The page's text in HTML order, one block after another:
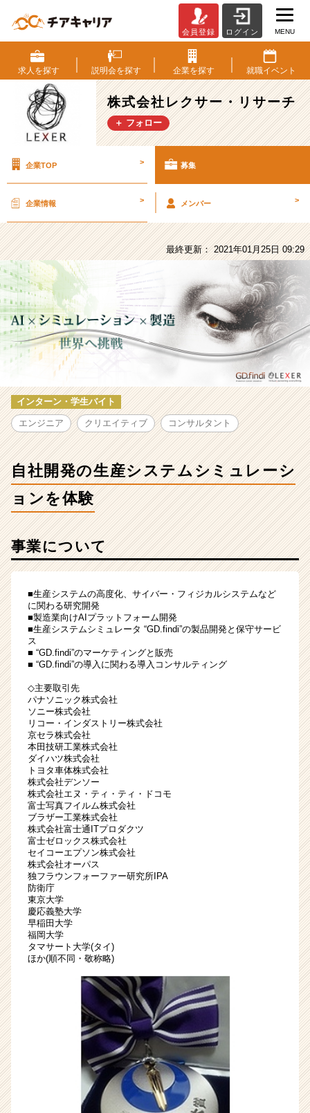
式
会
社
レ
ク
サ
ー
採
人
-
自
社
開
発
産
シ
ス
テ
ミ
ュ
ン
を
体
ベ
ン
チ
成
長
業
ス
カ
ウ
ト
が
く
ト
ア
キ
ャ
リ
ア
（CheerCareer）
会員登録 ログイン MENU
求人を探す 説明会を探す 企業を探す 就職イベント
株式会社レクサー・リサーチ
＋ フォロー
企業TOP > 募集
企業情報 > メンバー >
最終更新： 2021年01月25日 09:29
インターン・学生バイト
エンジニア クリエイティブ コンサルタント
自社開発の生産システムシミュレーシ
ョンを体験
事業について
■生産システムの高度化、サイバー・フィジカルシステムなど
に関わる研究開発
■製造業向けAIプラットフォーム開発
■生産システムシミュレータ “GD.findi”の製品開発と保守サービ
ス
■ “GD.findi”のマーケティングと販売
■ “GD.findi”の導入に関わる導入コンサルティング
◇主要取引先
パナソニック株式会社
ソニー株式会社
リコー・インダストリー株式会社
京セラ株式会社
本田技研工業株式会社
ダイハツ株式会社
トヨタ車体株式会社
株式会社デンソー
株式会社エヌ・ティ・ティ・ドコモ
富士写真フイルム株式会社
ブラザー工業株式会社
株式会社富士通ITプロダクツ
富士ゼロックス株式会社
セイコーエプソン株式会社
株式会社オーパス
独フラウンフォーファー研究所IPA
防衛庁
東京大学
慶応義塾大学
早稲田大学
福岡大学
タマサート大学(タイ)
ほか(順不同・敬称略)